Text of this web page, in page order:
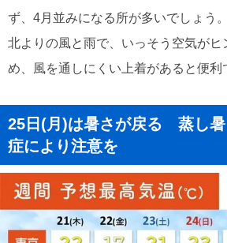
ず、4月並みになる所が多いでしょう。
北よりの風と雨で、いっそう空気がヒ
め、風を通しにくい上着があると便利
25日(月)は暑さが戻る 蒸し暑
症により注意を